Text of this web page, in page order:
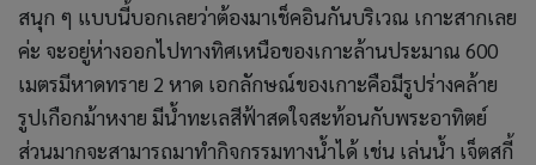
สนุก ๆ แบบนี้บอกเลยว่าต้องมาเช็คอินกันบริเวณ เกาะสากเลย
ค่ะ จะอยู่ห่างออกไปทางทิศเหนือของเกาะล้านประมาณ 600
เมตรมีหาดทราย 2 หาด เอกลักษณ์ของเกาะคือมีรูปร่างคล้าย
รูปเกือกม้าหงาย มีน้ำทะเลสีฟ้าสดใจสะท้อนกับพระอาทิตย์
ส่วนมากจะสามารถมาทำกิจกรรมทางน้ำได้ เช่น เล่นน้ำ เจ็ตสกี้